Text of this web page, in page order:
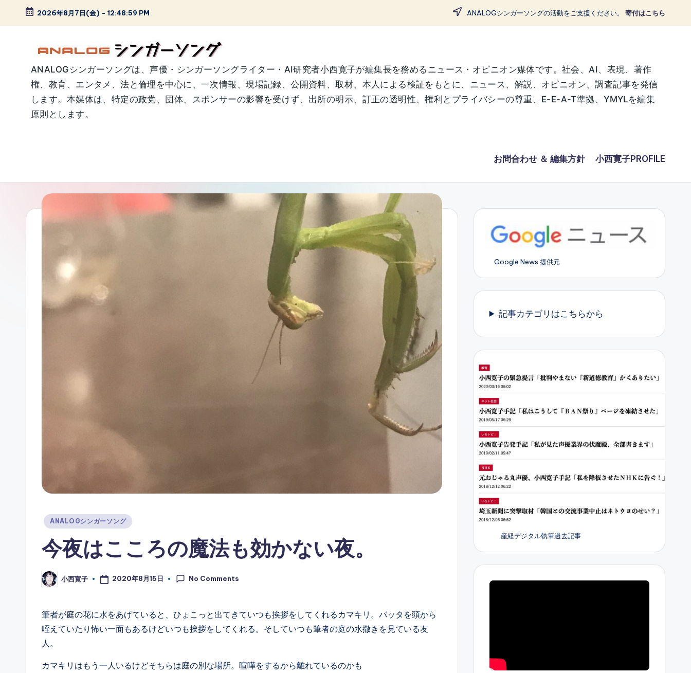
Skip
2026年8月7日(金) - 12:49:00 PM ANALOGシンガーソングの活動をご支援ください。 寄付はこちら
A
N
A
G
シ
ン
ン
ANALOGシンガーソングは、声優・シンガーソングライター・AI研究者小西寛子が編集長を務めるニュース・オピニオン媒体です。社会、AI、表現、著作
権、教育、エンタメ、法と倫理を中心に、一次情報、現場記録、公開資料、取材、本人による検証をもとに、ニュース、解説、オピニオン、調査記事を発信
します。本媒体は、特定の政党、団体、スポンサーの影響を受けず、出所の明示、訂正の透明性、権利とプライバシーの尊重、E-E-A-T準拠、YMYLを編集
原則とします。
お問合わせ ＆ 編集方針 小西寛子PROFILE
Posted
ANALOGシンガーソング
今夜はこころの魔法も効かない夜。
Posted
by
小西寛子 2020年8月15日 No Comments
筆者が庭の花に水をあげていると、ひょこっと出てきていつも挨拶をしてくれるカマキリ。バッタを頭から
咥えていたり怖い一面もあるけどいつも挨拶をしてくれる。そしていつも筆者の庭の水撒きを見ている友
人。
カマキリはもう一人いるけどそちらは庭の別な場所。喧嘩をするから離れているのかも
Google News 提供元
記事カテゴリはこちらから
産経デジタル執筆過去記事